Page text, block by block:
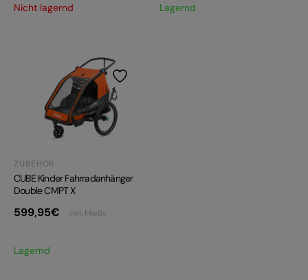
Nicht lagernd Lagernd
ZUBEHÖR
CUBE Kinder Fahrradanhänger
Double CMPT X
599,95€ inkl. MwSt.
Lagernd